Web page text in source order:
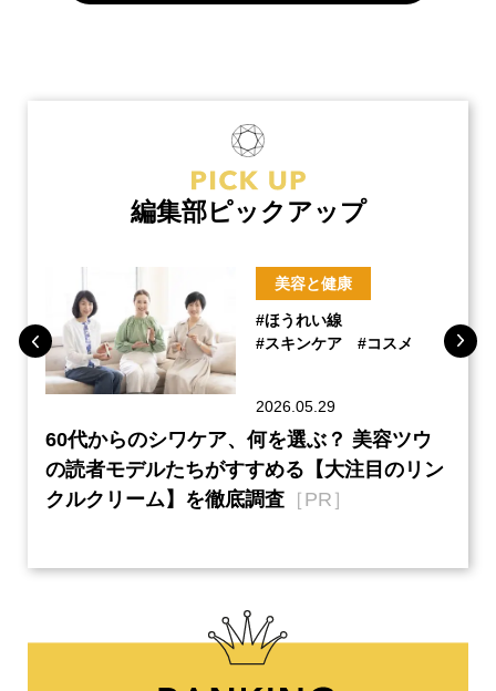
編集部ピックアップ
美容と健康
#ほうれい線
#スキンケア
#コスメ
2026.05.29
60代からのシワケア、何を選ぶ？ 美容ツウ
の読者モデルたちがすすめる【大注目のリン
クルクリーム】を徹底調査 ［PR］